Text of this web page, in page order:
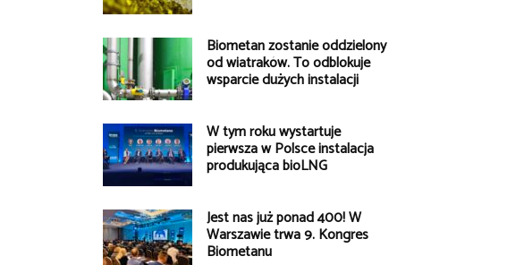
Biometan zostanie oddzielony
od wiatraków. To odblokuje
wsparcie dużych instalacji
W tym roku wystartuje
pierwsza w Polsce instalacja
produkująca bioLNG
Jest nas już ponad 400! W
Warszawie trwa 9. Kongres
Biometanu